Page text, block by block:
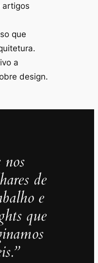
artigos
que
a
design.
nos
de
e
que